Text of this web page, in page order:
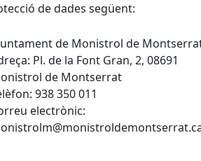
de dades següent:
de Monistrol de
Pl. de la Font Gran, 2, 08691
de Montserrat
938 350 011
electrònic: